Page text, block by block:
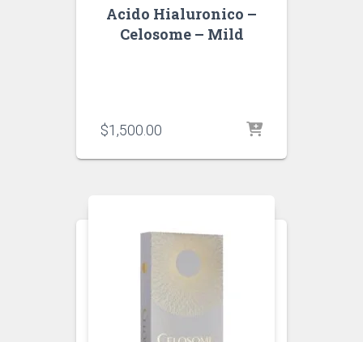
Acido Hialuronico –
Celosome – Mild
$1,500.00